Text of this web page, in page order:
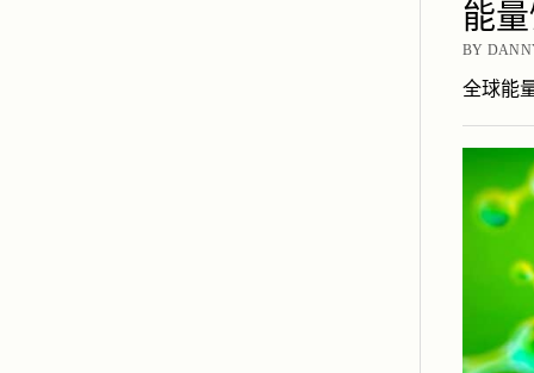
能
BY
全球能